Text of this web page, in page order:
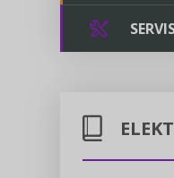
Chovateľstvo
Doprava
Poštové
Kontakt